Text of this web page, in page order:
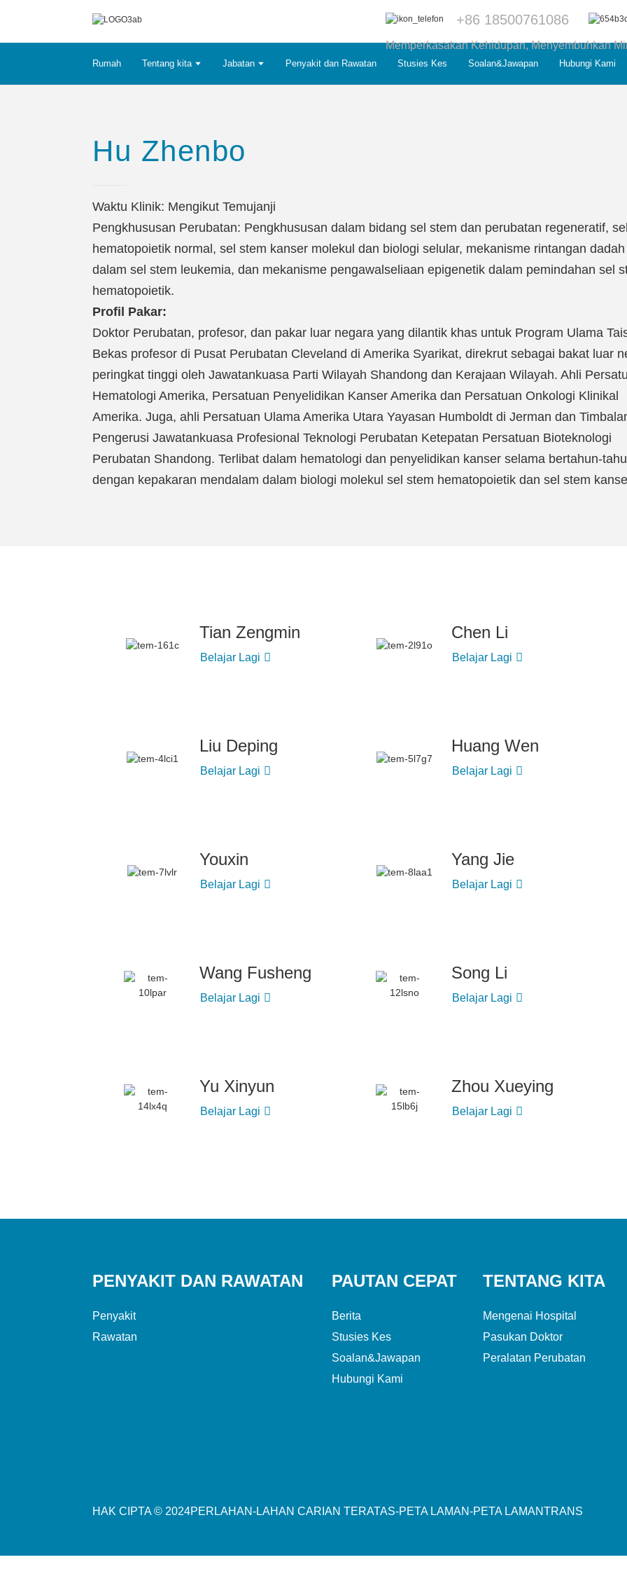
+86 18500761086
Memperkasakan Kehidupan, Menyembuhkan
Rumah Tentang kita Jabatan Penyakit dan Rawatan Stusies Kes Soalan&Jawapan Hubungi Kami
Hu Zhenbo
Waktu Klinik: Mengikut Temujanji
Pengkhususan Perubatan: Pengkhususan dalam bidang sel stem dan perubatan regeneratif,
hematopoietik normal, sel stem kanser molekul dan biologi selular, mekanisme rintangan dadah
dalam sel stem leukemia, dan mekanisme pengawalseliaan epigenetik dalam pemindahan sel
hematopoietik.
Profil Pakar:
Doktor Perubatan, profesor, dan pakar luar negara yang dilantik khas untuk Program Ulama
Bekas profesor di Pusat Perubatan Cleveland di Amerika Syarikat, direkrut sebagai bakat luar
peringkat tinggi oleh Jawatankuasa Parti Wilayah Shandong dan Kerajaan Wilayah. Ahli
Hematologi Amerika, Persatuan Penyelidikan Kanser Amerika dan Persatuan Onkologi Klinikal
Amerika. Juga, ahli Persatuan Ulama Amerika Utara Yayasan Humboldt di Jerman dan
Pengerusi Jawatankuasa Profesional Teknologi Perubatan Ketepatan Persatuan Bioteknologi
Perubatan Shandong. Terlibat dalam hematologi dan penyelidikan kanser selama bertahun-
dengan kepakaran mendalam dalam biologi molekul sel stem hematopoietik dan sel stem
Tian Zengmin
Belajar Lagi
Chen Li
Belajar Lagi
Liu Deping
Belajar Lagi
Huang Wen
Belajar Lagi
Youxin
Belajar Lagi
Yang Jie
Belajar Lagi
Wang Fusheng
Belajar Lagi
Song Li
Belajar Lagi
Yu Xinyun
Belajar Lagi
Zhou Xueying
Belajar Lagi
PENYAKIT DAN RAWATAN
Penyakit
Rawatan
PAUTAN CEPAT
Berita
Stusies Kes
Soalan&Jawapan
Hubungi Kami
TENTANG KITA
Mengenai Hospital
Pasukan Doktor
Peralatan Perubatan
HAK CIPTA © 2024PERLAHAN-LAHAN CARIAN TERATAS-PETA LAMAN-PETA LAMANTRANS